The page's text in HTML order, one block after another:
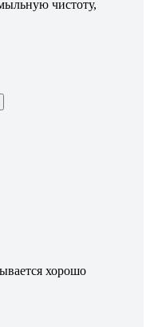
чистоту,
хорошо